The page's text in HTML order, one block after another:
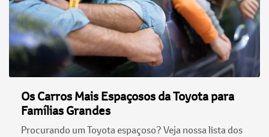
Os Carros Mais Espaçosos da Toyota para
Famílias Grandes
Procurando um Toyota espaçoso? Veja nossa lista dos